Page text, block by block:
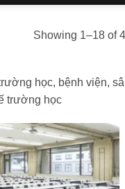
Showing 1–18 of
học, bệnh viện,
trường học